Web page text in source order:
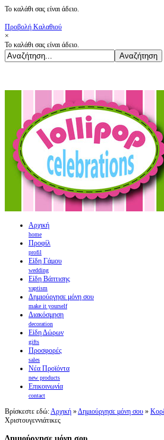
Το καλάθι σας είναι άδειο.
Προβολή Καλαθιού
×
Το καλάθι σας είναι άδειο.
Αρχική
home
Προφίλ
profil
Είδη Γάμου
wedding
Είδη Βάπτισης
vaptism
Δημιούργησε μόνη σου
make it yourself
Διακόσμηση
decoration
Είδη Δώρων
gifts
Προσφορές
sales
Νέα Προϊόντα
new products
Επικοινωνία
contact
Βρίσκεστε εδώ:Αρχική »Δημιούργησε μόνη σου »
Χριστουγεννιάτικες